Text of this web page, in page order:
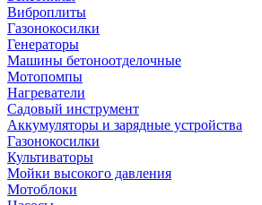
Виброплиты
Газонокосилки
Генераторы
Машины бетоноотделочные
Мотопомпы
Нагреватели
Садовый инструмент
Аккумуляторы и зарядные устройства
Газонокосилки
Культиваторы
Мойки высокого давления
Мотоблоки